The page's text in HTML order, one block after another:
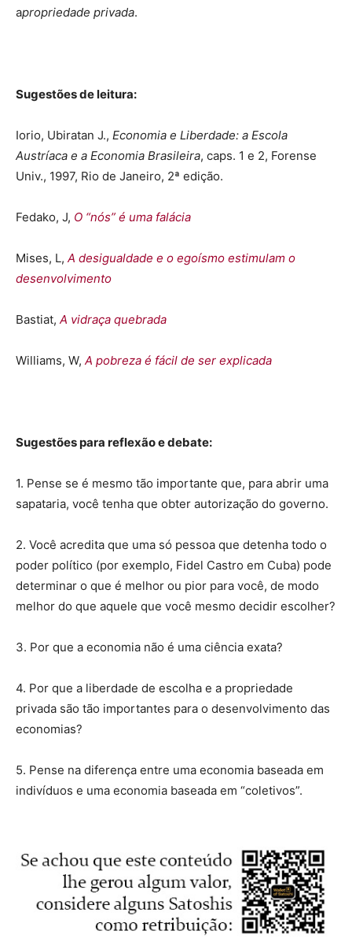
apropriedade privada.
Sugestões de leitura:
Iorio, Ubiratan J., Economia e Liberdade: a Escola
Austríaca e a Economia Brasileira, caps. 1 e 2, Forense
Univ., 1997, Rio de Janeiro, 2ª edição.
Fedako, J, O “nós” é uma falácia
Mises, L, A desigualdade e o egoísmo estimulam o
desenvolvimento
Bastiat, A vidraça quebrada
Williams, W, A pobreza é fácil de ser explicada
Sugestões para reflexão e debate:
1. Pense se é mesmo tão importante que, para abrir uma
sapataria, você tenha que obter autorização do governo.
2. Você acredita que uma só pessoa que detenha todo o
poder político (por exemplo, Fidel Castro em Cuba) pode
determinar o que é melhor ou pior para você, de modo
melhor do que aquele que você mesmo decidir escolher?
3. Por que a economia não é uma ciência exata?
4. Por que a liberdade de escolha e a propriedade
privada são tão importantes para o desenvolvimento das
economias?
5. Pense na diferença entre uma economia baseada em
indivíduos e uma economia baseada em “coletivos”.